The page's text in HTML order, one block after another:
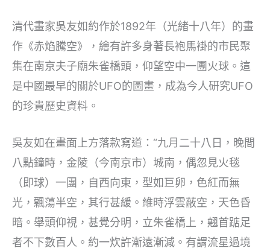
清代畫家吳友如約作於1892年（光緒十八年）的畫
作《赤焰騰空》，繪有許多身著長袍馬褂的市民聚
集在南京夫子廟朱雀橋頭，仰望空中一團火球。這
是中國最早的關於UFO的圖畫，成為今人研究UFO
的珍貴歷史資料。
吳友如在畫面上方落款寫道：“九月二十八日，晚間
八點鐘時，金陵（今南京市）城南，偶忽見火毯
（即球）一團，自西向東，型如巨卵，色紅而無
光，飄蕩半空，其行甚緩。維時浮雲蔽空，天色昏
暗。舉頭仰視，甚覺分明，立朱雀橋上，翹首踮足
者不下數百人。約一炊許漸遠漸減。有謂流星過境